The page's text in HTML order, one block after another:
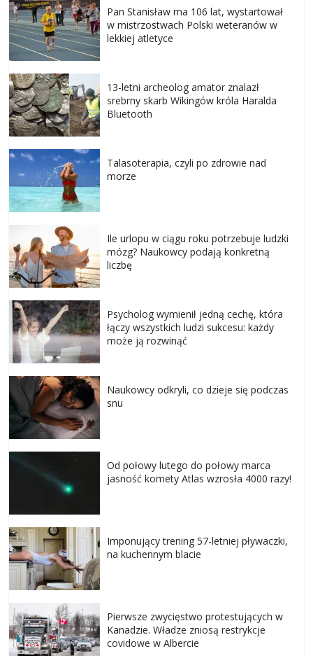
Pan Stanisław ma 106 lat, wystartował
w mistrzostwach Polski weteranów w
lekkiej atletyce
13-letni archeolog amator znalazł
srebrny skarb Wikingów króla Haralda
Bluetooth
Talasoterapia, czyli po zdrowie nad
morze
Ile urlopu w ciągu roku potrzebuje ludzki
mózg? Naukowcy podają konkretną
liczbę
Psycholog wymienił jedną cechę, która
łączy wszystkich ludzi sukcesu: każdy
może ją rozwinąć
Naukowcy odkryli, co dzieje się podczas
snu
Od połowy lutego do połowy marca
jasność komety Atlas wzrosła 4000 razy!
Imponujący trening 57-letniej pływaczki,
na kuchennym blacie
Pierwsze zwycięstwo protestujących w
Kanadzie. Władze zniosą restrykcje
covidowe w Albercie